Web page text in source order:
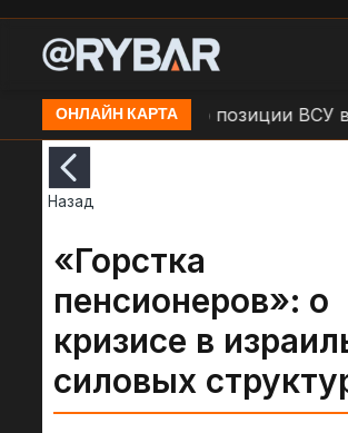
ОНЛАЙН КАРТА
БЛА "Молния" по позиции ВСУ в
Назад
«Горстка
пенсионеров»: о
кризисе в
силовых